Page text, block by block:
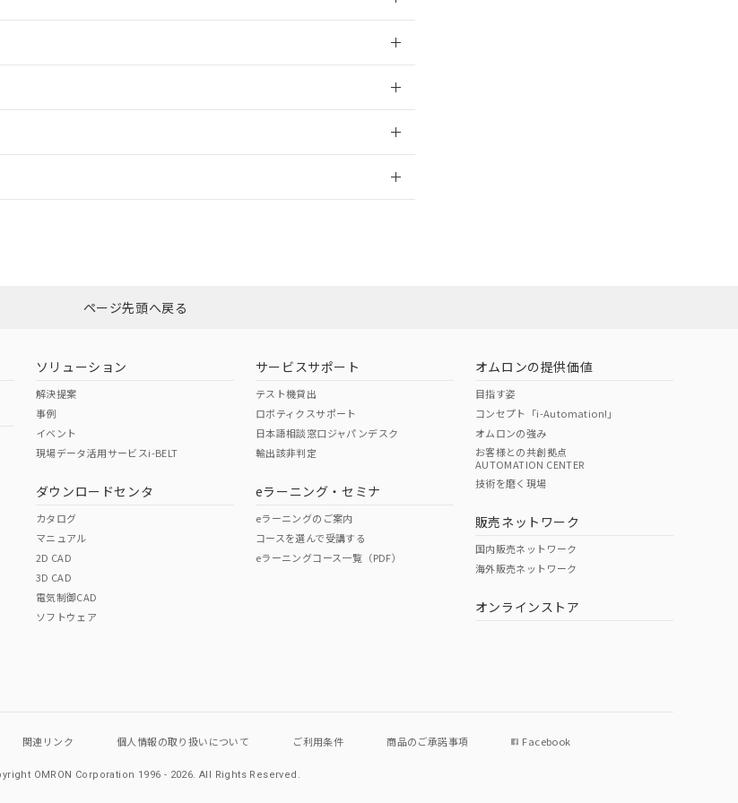
ードはこちら
O O
品が混在する可能性があります。
さい。
（日本
（アメリカ
この製品の規格認証/適合状況ページへ
その他の認証はこちらのページからご検索ください
ページ先頭へ戻る
ソリューション
解決提案
事例
イベント
現場データ活用サービスi-BELT
ダウンロードセンタ
カタログ
マニュアル
2D CAD
3D CAD
電気制御CAD
ソフトウェア
サービスサポート
テスト機貸出
ロボティクスサポート
日本語相談窓口ジャパンデスク
輸出該非判定
eラーニング・セミナ
eラーニングのご案内
コースを選んで受講する
eラーニングコース一覧（PDF）
オムロンの提供価値
目指す姿
コンセプト「i-Automation!」
オムロンの強み
お客様との共創拠点
AUTOMATION CENTER
技術を磨く現場
販売ネットワーク
国内販売ネットワーク
海外販売ネットワーク
オンラインストア
関連リンク 個人情報の取り扱いについて ご利用条件 商品のご承諾事項 Facebook
OMRON Corporation 1996 - 2026.All Rights Reserved.